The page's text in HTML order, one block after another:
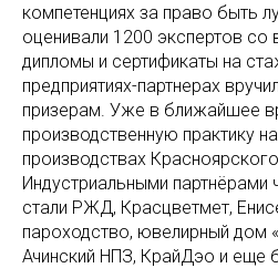
компетенциях за право быть
оценивали 1200 экспертов со
дипломы и сертификаты на
предприятиях-партнерах
призерам. Уже в ближайшее
производственную практику
производствах
Индустриальными партнёрами
стали РЖД, Красцветмет,
пароходство, ювелирный дом
Ачинский НПЗ, КрайДэо и еще